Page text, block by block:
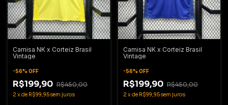
Camisa NK x Corteiz Brasil
Vintage
-56% OFF
R$199,90 R$450,00
2 xde R$99,95sem juros
Camisa NK x Corteiz Brasil
Vintage
-56% OFF
R$199,90 R$450,00
2 xde R$99,95sem juros